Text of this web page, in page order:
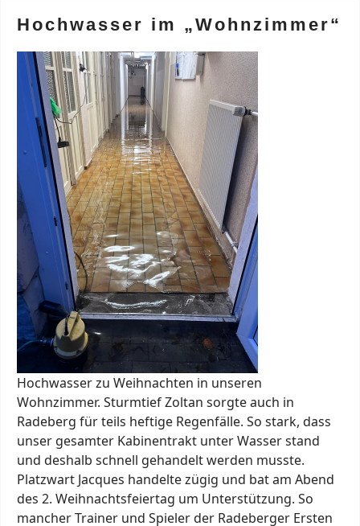
Hochwasser im „Wohnzimmer“
Hochwasser zu Weihnachten in unseren
Wohnzimmer. Sturmtief Zoltan sorgte auch in
Radeberg für teils heftige Regenfälle. So stark, dass
unser gesamter Kabinentrakt unter Wasser stand
und deshalb schnell gehandelt werden musste.
Platzwart Jacques handelte zügig und bat am Abend
des 2. Weihnachtsfeiertag um Unterstützung. So
mancher Trainer und Spieler der Radeberger Ersten